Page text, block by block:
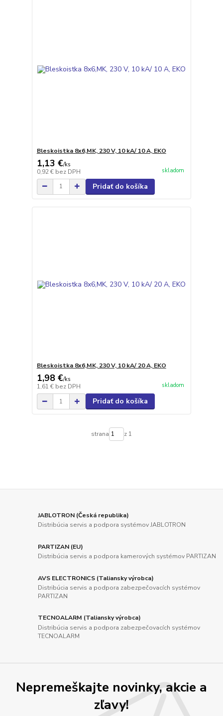
Bleskoistka 8x6,MK, 230 V, 10 kA/ 10 A, EKO
1,13 €/ks
0,92 € bez DPH skladom
Pridať do košíka
Bleskoistka 8x6,MK, 230 V, 10 kA/ 20 A, EKO
1,98 €/ks
1,61 € bez DPH skladom
Pridať do košíka
strana z 1
JABLOTRON (Česká republika)
Distribúcia servis a podpora systémov JABLOTRON
PARTIZAN (EU)
Distribúcia servis a podpora kamerových systémov PARTIZAN
AVS ELECTRONICS (Taliansky výrobca)
Distribúcia servis a podpora zabezpečovacích systémov
PARTIZAN
TECNOALARM (Taliansky výrobca)
Distribúcia servis a podpora zabezpečovacích systémov
TECNOALARM
Nepremeškajte novinky, akcie a
zľavy!